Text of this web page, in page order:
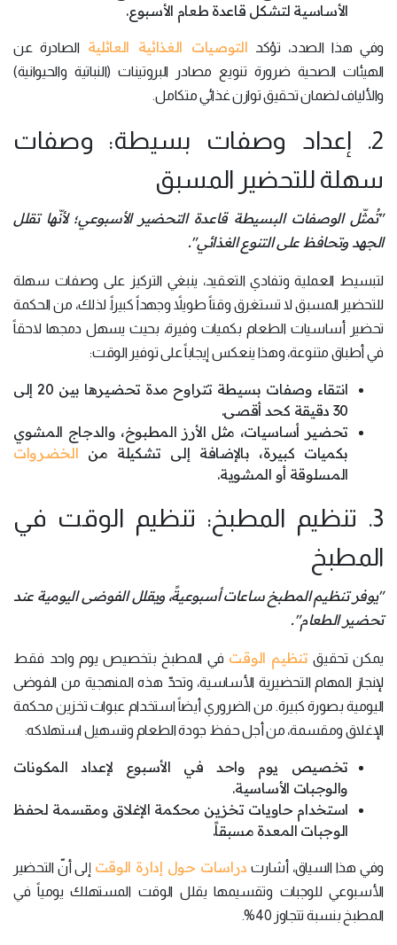
الأساسية لتشكل قاعدة طعام الأسبوع.
وفي هذا الصدد، تؤكد التوصيات الغذائية العائلية الصادرة عن
الهيئات الصحية ضرورة تنويع مصادر البروتينات (النباتية والحيوانية)
والألياف لضمان تحقيق توازن غذائي متكامل.
2. إعداد وصفات بسيطة: وصفات
سهلة للتحضير المسبق
"تُمثّل الوصفات البسيطة قاعدة التحضير الأسبوعي؛ لأنّها تقلل
الجهد وتحافظ على التنوع الغذائي".
لتبسيط العملية وتفادي التعقيد، ينبغي التركيز على وصفات سهلة
للتحضير المسبق لا تستغرق وقتاً طويلاً وجهداً كبيراً. لذلك، من الحكمة
تحضير أساسيات الطعام بكميات وفيرة، بحيث يسهل دمجها لاحقاً
في أطباق متنوعة، وهذا ينعكس إيجاباً على توفير الوقت:
انتقاء وصفات بسيطة تتراوح مدة تحضيرها بين 20 إلى
30 دقيقة كحد أقصى.
تحضير أساسيات، مثل الأرز المطبوخ، والدجاج المشوي
بكميات كبيرة، بالإضافة إلى تشكيلة من الخضروات
المسلوقة أو المشوية.
3. تنظيم المطبخ: تنظيم الوقت في
المطبخ
"يوفر تنظيم المطبخ ساعات أسبوعيةً، ويقلل الفوضى اليومية عند
تحضير الطعام".
يمكن تحقيق تنظيم الوقت في المطبخ بتخصيص يوم واحد فقط
لإنجاز المهام التحضيرية الأساسية، وتحدّ هذه المنهجية من الفوضى
اليومية بصورة كبيرة. من الضروري أيضاً استخدام عبوات تخزين محكمة
الإغلاق ومقسمة، من أجل حفظ جودة الطعام وتسهيل استهلاكه:
تخصيص يوم واحد في الأسبوع لإعداد المكونات
والوجبات الأساسية.
استخدام حاويات تخزين محكمة الإغلاق ومقسمة لحفظ
الوجبات المعدة مسبقاً.
وفي هذا السياق، أشارت دراسات حول إدارة الوقت إلى أنّ التحضير
الأسبوعي للوجبات وتقسيمها يقلل الوقت المستهلك يومياً في
المطبخ بنسبة تتجاوز 40%.